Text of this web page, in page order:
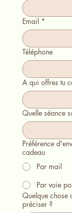
Email *
Téléphone
A qui offres tu
Quelle séance
Préférence
cadeau
Par mail
Par voie
Quelque chose
préciser ?